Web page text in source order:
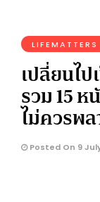
LIFEMATTERS
เปลี่ยนไ
รวม 15
ไม่ควรพ
Posted On 9